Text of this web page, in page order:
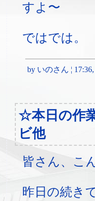
すよ〜
ではでは。
by いのさん ¦
☆本日の作
ビ他
皆さん、こ
昨日の続き